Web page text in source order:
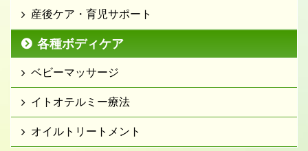
産後ケア・育児サポート
各種ボディケア
ベビーマッサージ
イトオテルミー療法
オイルトリートメント